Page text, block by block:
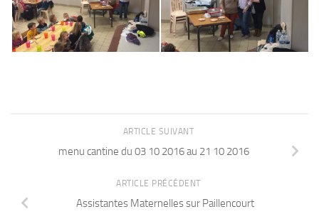
ARTICLE SUIVANT
menu cantine du 03 10 2016 au 21 10 2016
ARTICLE PRÉCÉDENT
Assistantes Maternelles sur Paillencourt